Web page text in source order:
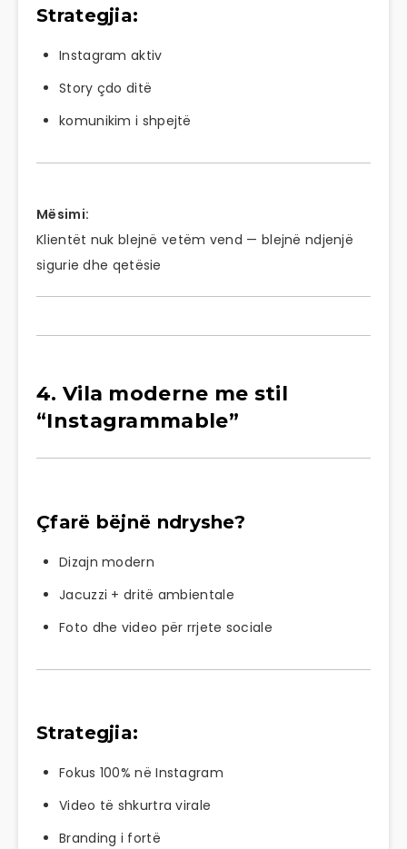
Strategjia:
Instagram aktiv
Story çdo ditë
komunikim i shpejtë
Mësimi:
Klientët nuk blejnë vetëm vend — blejnë ndjenjë
sigurie dhe qetësie
4. Vila moderne me stil
“Instagrammable”
Çfarë bëjnë ndryshe?
Dizajn modern
Jacuzzi + dritë ambientale
Foto dhe video për rrjete sociale
Strategjia:
Fokus 100% nëInstagram
Video të shkurtra virale
Branding i fortë